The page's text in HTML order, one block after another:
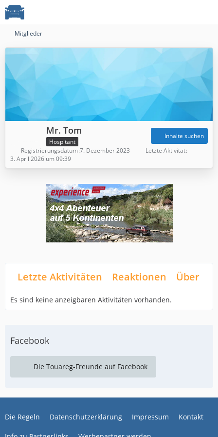
Mitglieder
Mr. Tom
Hospitant
Inhalte suchen
Registrierungsdatum 7. Dezember 2023
Letzte Aktivität
3. April 2026 um 09:39
Letzte Aktivitäten Reaktionen Über
Es sind keine anzeigbaren Aktivitäten vorhanden.
Facebook
Die Touareg-Freunde auf Facebook
Die Regeln Datenschutzerklärung Impressum Kontakt